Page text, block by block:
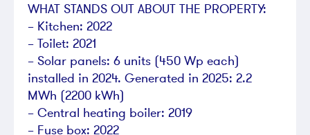
WHAT STANDS OUT ABOUT THE PROPERTY:
– Kitchen: 2022
– Toilet: 2021
– Solar panels: 6 units (450 Wp each)
installed in 2024. Generated in 2025: 2.2
MWh (2200 kWh)
– Central heating boiler: 2019
– Fuse box: 2022